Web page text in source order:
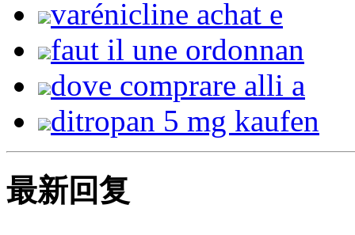
varénicline achat e
faut il une ordonnan
dove comprare alli a
ditropan 5 mg kaufen
最新回复